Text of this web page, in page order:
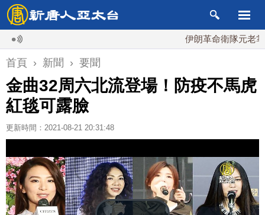
伊朗革命衛隊元老掌最高
首頁 › 新聞 › 要聞
金曲32周六北流登場！防疫不馬虎
紅毯可露臉
更新時間：2021-08-21 20:31:48